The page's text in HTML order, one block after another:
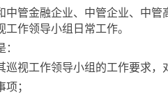
金融企业、中管企业、中管
作领导小组日常工作。
工作领导小组的工作要求，
；